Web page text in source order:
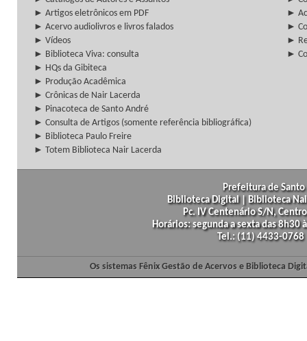
► Artigos eletrônicos em PDF
►
► Acervo audiolivros e livros falados
►
► Vídeos
►
► Biblioteca Viva: consulta
►
► HQs da Gibiteca
► Produção Acadêmica
► Crônicas de Nair Lacerda
► Pinacoteca de Santo André
► Consulta de Artigos (somente referência bibliográfica)
► Biblioteca Paulo Freire
► Totem Biblioteca Nair Lacerda
Prefeitura de
Biblioteca Digital | Biblioteca
Pc. IV Centenário S/N,
Horários: segunda a sexta das
Tel.: (11) 4433-
Os sistemas Fênix Gestão de Acervos e Biblioteca